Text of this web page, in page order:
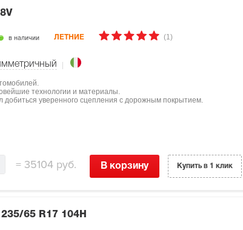
в наличии ЛЕТНИЕ (1)
технологии и материалы.
добиться уверенного сцепления с дорожным покрытием.
=35104 руб. В корзину Купить в 1 клик
235/65 R17 104H